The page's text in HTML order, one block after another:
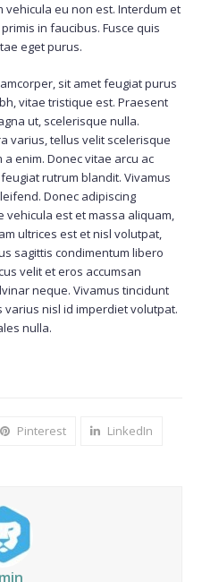
vehicula eu non est. Interdum et
in faucibus. Fusce quis
eget purus.
sit amet feugiat purus
vitae tristique est. Praesent
ut, scelerisque nulla.
varius, tellus velit scelerisque
enim. Donec vitae arcu ac
rutrum blandit. Vivamus
Donec adipiscing
est et massa aliquam,
ultrices est et nisl volutpat,
sagittis condimentum libero
velit et eros accumsan
neque. Vivamus tincidunt
nisl id imperdiet volutpat.
nulla.
Pinterest LinkedIn